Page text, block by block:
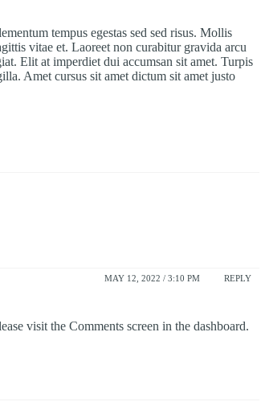
tempus egestas sed sed risus. Mollis
vitae et. Laoreet non curabitur gravida arcu
Elit at imperdiet dui accumsan sit amet. Turpis
Amet cursus sit amet dictum sit amet justo
MAY 12, 2022 / 3:10 PM REPLY
visit the Comments screen in the dashboard.